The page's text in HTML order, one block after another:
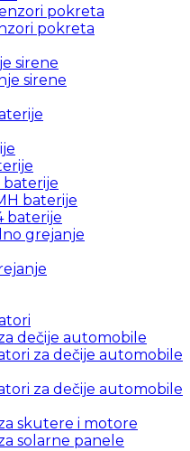
pokreta
pokreta
sirene
sirene
baterije
baterije
baterije
grejanje
dečije automobile
za dečije automobile
za dečije automobile
skutere i motore
solarne panele